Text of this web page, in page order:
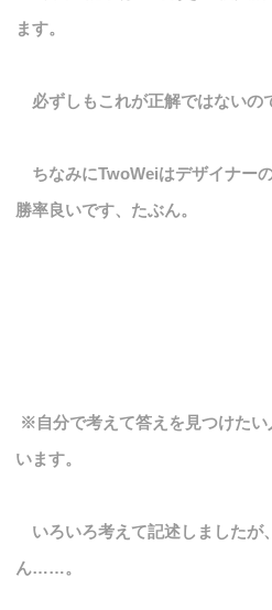
ます。
必ずしもこれが正解ではないの
ちなみにTwoWeiはデザイナー
勝率良いです、たぶん。
※自分で考えて答えを見つけた
います。
いろいろ考えて記述しましたが
ん……。